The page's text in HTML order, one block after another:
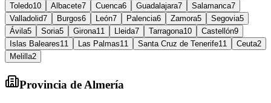
Toledo10 Albacete7 Cuenca6 Guadalajara7 Salamanca7
Valladolid7 Burgos6 León7 Palencia6 Zamora5 Segovia5
Ávila5 Soria5 Girona11 Lleida7 Tarragona10 Castellón9
Islas Baleares11 Las Palmas11 Santa Cruz de Tenerife11 Ceuta2
Melilla2
Provincia de Almería